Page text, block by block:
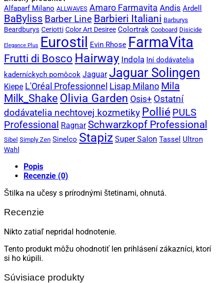
Alfaparf Milano ALLWAVES Amaro Farmavita Andis Ardell
BaByliss Barber Line Barbieri Italiani Barburys
Beardburys Ceriotti Color Art Desiree Colortrak Cooboard Disicide
Elegance Plus Eurostil Evin Rhose FarmaVita
Frutti di Bosco Hairway Indola Iní dodávatelia
kaderníckych pomôcok Jaguar Jaguar Solingen
Kiepe L'Oréal Professionnel Lisap Milano Mila
Milk_Shake Olivia Garden Osis+ Ostatní
dodávatelia nechtovej kozmetiky Pollié PULS
Professional Ragnar Schwarzkopf Professional
Sibel Simply Zen Sinelco Stapiz Super Salon Tassel Ultron
Wahl
Popis
Recenzie (0)
Štilka na učesy s prírodnými štetinami, ohnutá.
Recenzie
Nikto zatiaľ nepridal hodnotenie.
Tento produkt môžu ohodnotiť len prihlásení zákazníci, ktorí
si ho kúpili.
Súvisiace produkty